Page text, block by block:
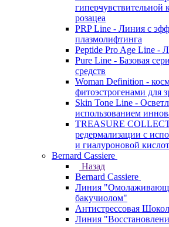
гиперчувствительной
розацеа
PRP Line - Линия с
плазмолифтинга
Peptide Pro Age Line -
Pure Line - Базовая
средств
Woman Definition -
фитоэстрогенами для
Skin Tone Line -
использованием
TREASURE
редермализации с
и гиалуроновой кислот
Bernard Cassiere
Назад
Bernard Cassiere
Линия
бакучиолом"
Антистрессовая
Линия